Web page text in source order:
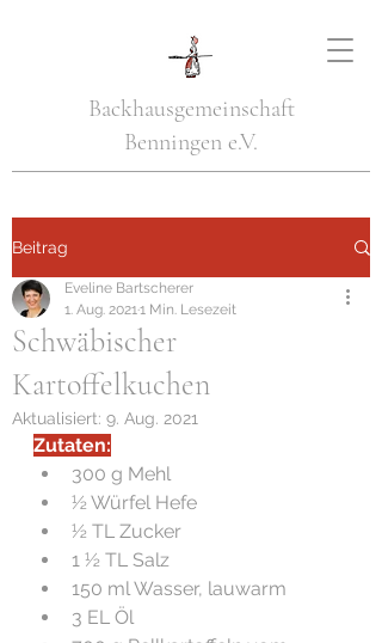
Backhausgemeinschaft
Benningen e.V.
Beitrag
Schwäbischer
Kartoffelkuchen
Eveline Bartscherer
1. Aug. 20211 Min. Lesezeit
Aktualisiert: 9. Aug. 2021
Zutaten:
300 g Mehl
½ Würfel Hefe
½ TL Zucker
1 ½ TL Salz
150 ml Wasser, lauwarm
3 EL Öl